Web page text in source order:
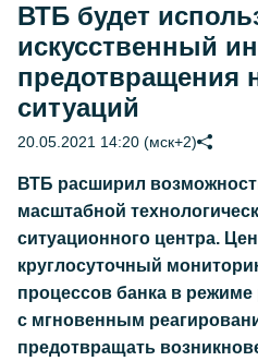
ВТБ будет
искусственный
предотвращения
ситуаций
20.05.2021 14:20 (мск+2)
ВТБ расширил
масштабной
ситуационного центра.
круглосуточный
процессов банка в
с мгновенным
предотвращать